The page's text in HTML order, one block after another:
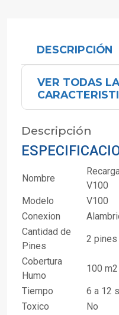
DESCRIPCIÓN
VER TODAS
Descripción
Nombre
V100
Modelo
V100
Conexion
Cantidad de
Pines
2 pines
Cobertura
Humo
100 m2
Tiempo
6 a 12
Toxico
No